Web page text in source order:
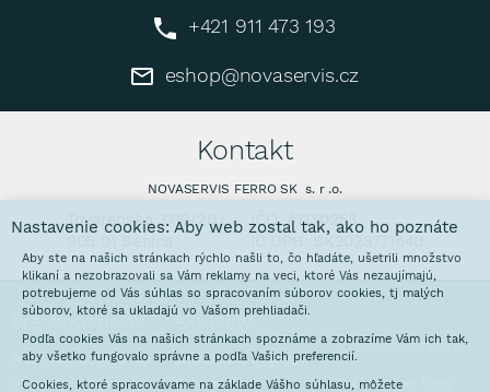
+421 911 473 193
eshop@novaservis.cz
Kontakt
NOVASERVIS FERRO SK s. r .o.
Továrenská 3110/20J
IČO: 47130253
IČ DPH: SK2023771640
Pre zákazníkov
Prečo nakupovať u nás
Obchodné podmienky
Aktuality
Interaktívne katalógy
Galvanovňa
O spoločnosti
Predstavenie firmy
Nastavenie cookies: Aby web zostal tak, ako ho poznáte
Aby ste na našich stránkach rýchlo našli to, čo hľadáte, ušetrili množstvo
klikaní a nezobrazovali sa Vám reklamy na veci, ktoré Vás nezaujímajú,
potrebujeme od Vás súhlas so spracovaním súborov cookies, tj malých
súborov, ktoré sa ukladajú vo Vašom prehliadači.
Podľa cookies Vás na našich stránkach spoznáme a zobrazíme Vám ich tak,
aby všetko fungovalo správne a podľa Vašich preferencií.
Cookies, ktoré spracovávame na základe Vášho súhlasu, môžete